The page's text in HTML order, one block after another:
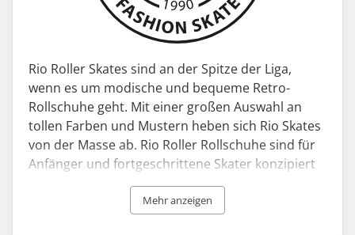
Rio Roller Skates sind an der Spitze der Liga,
wenn es um modische und bequeme Retro-
Rollschuhe geht. Mit einer großen Auswahl an
tollen Farben und Mustern heben sich Rio Skates
von der Masse ab. Rio Roller Rollschuhe sind für
Anfänger und fortgeschrittene Skater konzipiert
und eignen sich sowohl für Freizeitzwecke als
auch für Roller-Derby-Wettbewerbe. Neben
Mehr anzeigen